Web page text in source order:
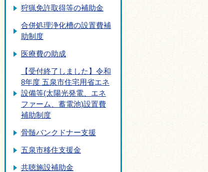
狩猟免許取得等の補助金
合併処理浄化槽の設置費補
助制度
医療費の助成
【受付終了しました】令和
8年度 五泉市住宅用省エネ
設備等(太陽光発電、エネ
ファーム、蓄電池)設置費
補助制度
骨髄バンクドナー支援
五泉市移住支援金
共聴施設補助金